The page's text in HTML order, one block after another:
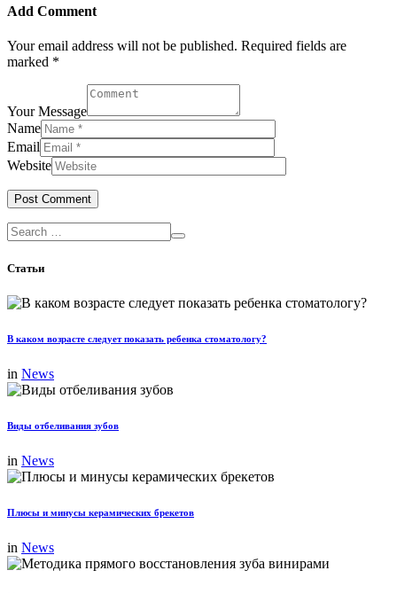
Add Comment
Your email address will not be published. Required fields are
marked *
Your Message
Name
Email
Website
Статьи
В каком возрасте следует показать ребенка стоматологу?
in News
Виды отбеливания зубов
in News
Плюсы и минусы керамических брекетов
in News